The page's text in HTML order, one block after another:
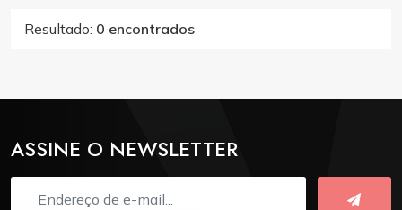
Resultado: 0 encontrados
ASSINE O NEWSLETTER